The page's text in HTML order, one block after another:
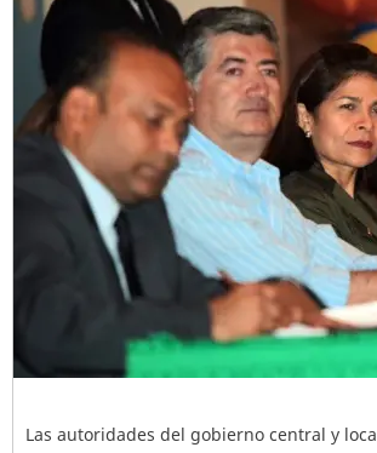
Las autoridades del gobierno central y